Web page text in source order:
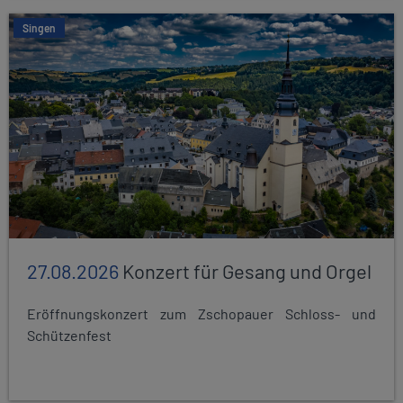
Singen
27.08.2026 Konzert für Gesang und Orgel
Eröffnungskonzert zum Zschopauer Schloss- und
Schützenfest